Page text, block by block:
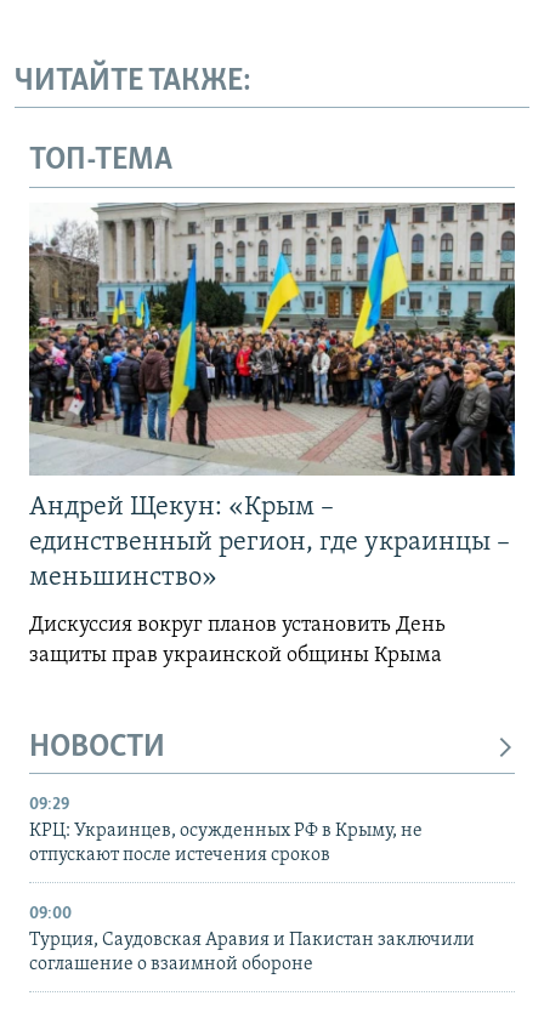
ЧИТАЙТЕ ТАКЖЕ:
ТОП-ТЕМА
Андрей Щекун: «Крым –
единственный регион, где украинцы –
меньшинство»
Дискуссия вокруг планов установить День
защиты прав украинской общины Крыма
НОВОСТИ
09:29
КРЦ: Украинцев, осужденных РФ в Крыму, не
отпускают после истечения сроков
09:00
Турция, Саудовская Аравия и Пакистан заключили
соглашение о взаимной обороне